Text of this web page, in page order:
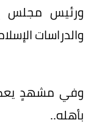
ورئيس مجلس
والدراسات
وفي مشهدٍ
بأهله..